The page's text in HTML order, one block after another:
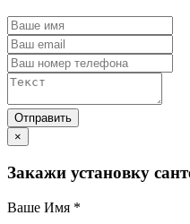
×
Закажи установку
Ваше Имя *